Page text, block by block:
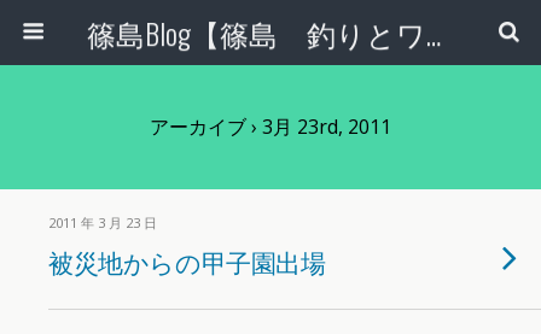
篠島Blog【篠島 釣りとワンコとエコな日々】
アーカイブ › 3月 23rd, 2011
2011 年 3 月 23 日
被災地からの甲子園出場